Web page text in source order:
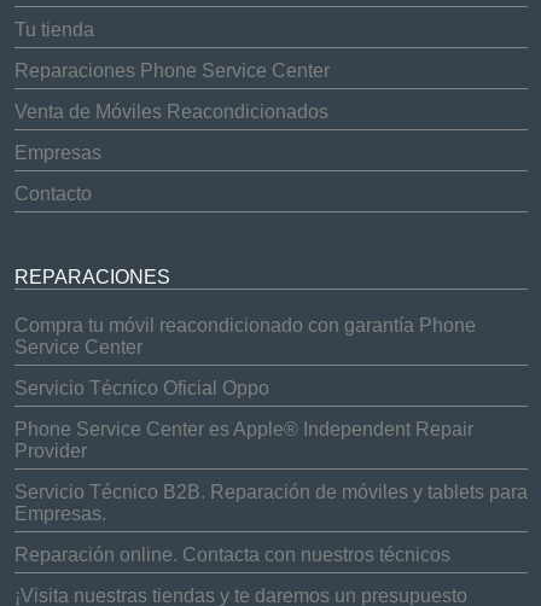
Tu tienda
Reparaciones Phone Service Center
Venta de Móviles Reacondicionados
Empresas
Contacto
REPARACIONES
Compra tu móvil reacondicionado con garantía Phone
Service Center
Servicio Técnico Oficial Oppo
Phone Service Center es Apple® Independent Repair
Provider
Servicio Técnico B2B. Reparación de móviles y tablets para
Empresas.
Reparación online. Contacta con nuestros técnicos
¡Visita nuestras tiendas y te daremos un presupuesto